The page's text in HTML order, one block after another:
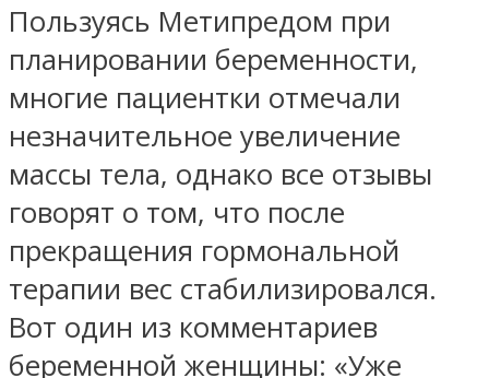
Пользуясь Метипредом при
планировании беременности,
многие пациентки отмечали
незначительное увеличение
массы тела, однако все отзывы
говорят о том, что после
прекращения гормональной
терапии вес стабилизировался.
Вот один из комментариев
беременной женщины: «Уже